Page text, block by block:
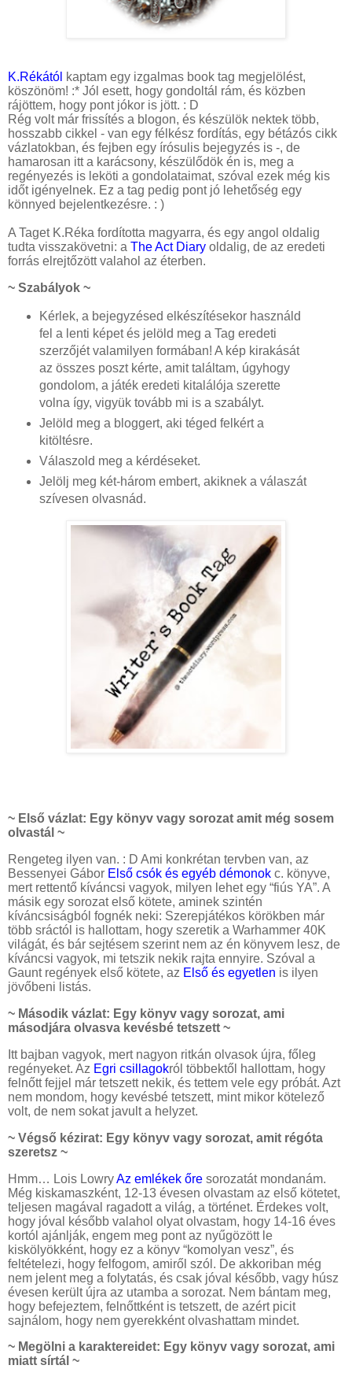
K.Rékától kaptam egy izgalmas book tag megjelölést,
köszönöm! :* Jól esett, hogy gondoltál rám, és közben
rájöttem, hogy pont jókor is jött. : D
Rég volt már frissítés a blogon, és készülök nektek több,
hosszabb cikkel - van egy félkész fordítás, egy bétázós cikk
vázlatokban, és fejben egy írósulis bejegyzés is -, de
hamarosan itt a karácsony, készülődök én is, meg a
regényezés is leköti a gondolataimat, szóval ezek még kis
időt igényelnek. Ez a tag pedig pont jó lehetőség egy
könnyed bejelentkezésre. : )
A Taget K.Réka fordította magyarra, és egy angol oldalig
tudta visszakövetni: a The Act Diary oldalig, de az eredeti
forrás elrejtőzött valahol az éterben.
~ Szabályok ~
Kérlek, a bejegyzésed elkészítésekor használd
fel a lenti képet és jelöld meg a Tag eredeti
szerzőjét valamilyen formában! A kép kirakását
az összes poszt kérte, amit találtam, úgyhogy
gondolom, a játék eredeti kitalálója szerette
volna így, vigyük tovább mi is a szabályt.
Jelöld meg a bloggert, aki téged felkért a
kitöltésre.
Válaszold meg a kérdéseket.
Jelölj meg két-három embert, akiknek a válaszát
szívesen olvasnád.
~ Első vázlat: Egy könyv vagy sorozat amit még sosem
olvastál ~
Rengeteg ilyen van. : D Ami konkrétan tervben van, az
Bessenyei Gábor Első csók és egyéb démonok c. könyve,
mert rettentő kíváncsi vagyok, milyen lehet egy “fiús YA”. A
másik egy sorozat első kötete, aminek szintén
kíváncsiságból fognék neki: Szerepjátékos körökben már
több sráctól is hallottam, hogy szeretik a Warhammer 40K
világát, és bár sejtésem szerint nem az én könyvem lesz, de
kíváncsi vagyok, mi tetszik nekik rajta ennyire. Szóval a
Gaunt regények első kötete, az Első és egyetlen is ilyen
jövőbeni listás.
~ Második vázlat: Egy könyv vagy sorozat, ami
másodjára olvasva kevésbé tetszett ~
Itt bajban vagyok, mert nagyon ritkán olvasok újra, főleg
regényeket. Az Egri csillagokról többektől hallottam, hogy
felnőtt fejjel már tetszett nekik, és tettem vele egy próbát. Azt
nem mondom, hogy kevésbé tetszett, mint mikor kötelező
volt, de nem sokat javult a helyzet.
~ Végső kézirat: Egy könyv vagy sorozat, amit régóta
szeretsz ~
Hmm… Lois LowryAz emlékek őre sorozatát mondanám.
Még kiskamaszként, 12-13 évesen olvastam az első kötetet,
teljesen magával ragadott a világ, a történet. Érdekes volt,
hogy jóval később valahol olyat olvastam, hogy 14-16 éves
kortól ajánlják, engem meg pont az nyűgözött le
kiskölyökként, hogy ez a könyv “komolyan vesz”, és
feltételezi, hogy felfogom, amiről szól. De akkoriban még
nem jelent meg a folytatás, és csak jóval később, vagy húsz
évesen került újra az utamba a sorozat. Nem bántam meg,
hogy befejeztem, felnőttként is tetszett, de azért picit
sajnálom, hogy nem gyerekként olvashattam mindet.
~ Megölni a karaktereidet: Egy könyv vagy sorozat, ami
miatt sírtál ~